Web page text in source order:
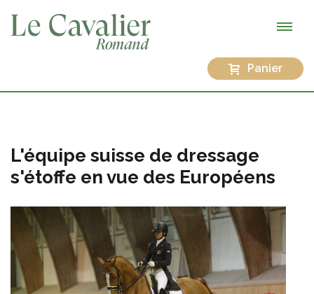
Panier
L'équipe suisse de dressage
s'étoffe en vue des Européens